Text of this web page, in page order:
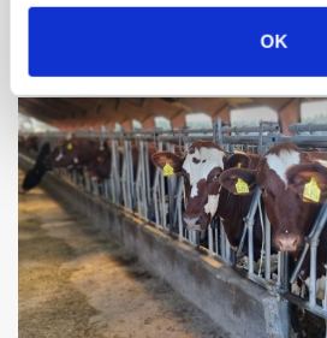
OK
GRISE
Engang eksportsucces – nu